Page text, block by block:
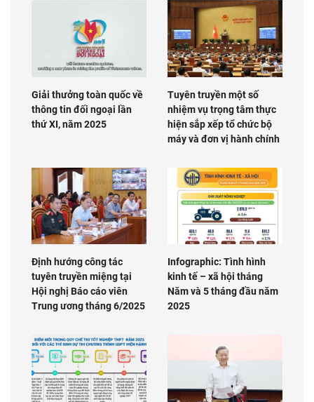
Giải thưởng toàn quốc về
thông tin đối ngoại lần
thứ XI, năm 2025
Tuyên truyền một số
nhiệm vụ trọng tâm thực
hiện sắp xếp tổ chức bộ
máy và đơn vị hành chính
Định hướng công tác
tuyên truyền miệng tại
Hội nghị Báo cáo viên
Trung ương tháng 6/2025
Infographic: Tình hình
kinh tế – xã hội tháng
Năm và 5 tháng đầu năm
2025